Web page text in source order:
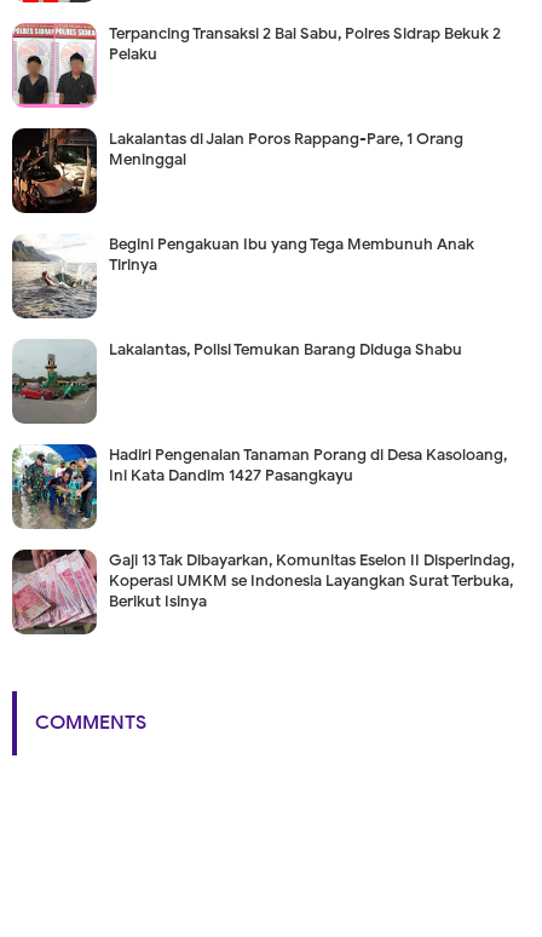
Terpancing Transaksi 2 Bal Sabu, Polres Sidrap Bekuk 2
Pelaku
Lakalantas di Jalan Poros Rappang-Pare, 1 Orang
Meninggal
Begini Pengakuan Ibu yang Tega Membunuh Anak
Tirinya
Lakalantas, Polisi Temukan Barang Diduga Shabu
Hadiri Pengenalan Tanaman Porang di Desa Kasoloang,
Ini Kata Dandim 1427 Pasangkayu
Gaji 13 Tak Dibayarkan, Komunitas Eselon II Disperindag,
Koperasi UMKM se Indonesia Layangkan Surat Terbuka,
Berikut Isinya
COMMENTS